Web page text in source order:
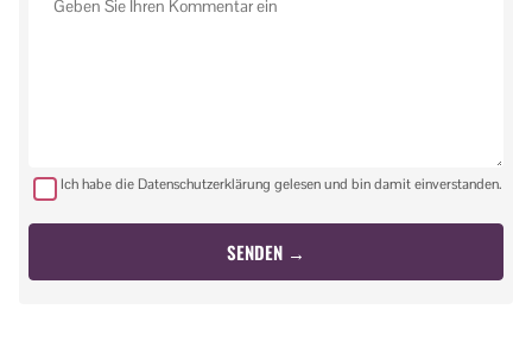
Ich habe die Datenschutzerklärung gelesen und bin damit einverstanden.